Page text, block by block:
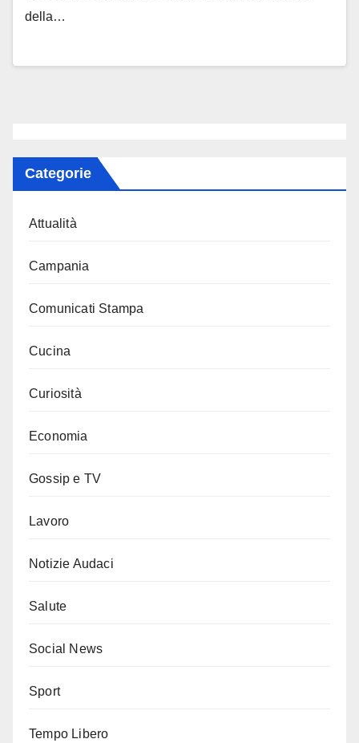
della…
Categorie
Attualità
Campania
Comunicati Stampa
Cucina
Curiosità
Economia
Gossip e TV
Lavoro
Notizie Audaci
Salute
Social News
Sport
Tempo Libero